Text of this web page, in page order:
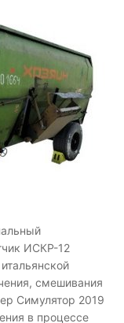
ИСКР-12
смешивания
Симулятор 2019
в процессе